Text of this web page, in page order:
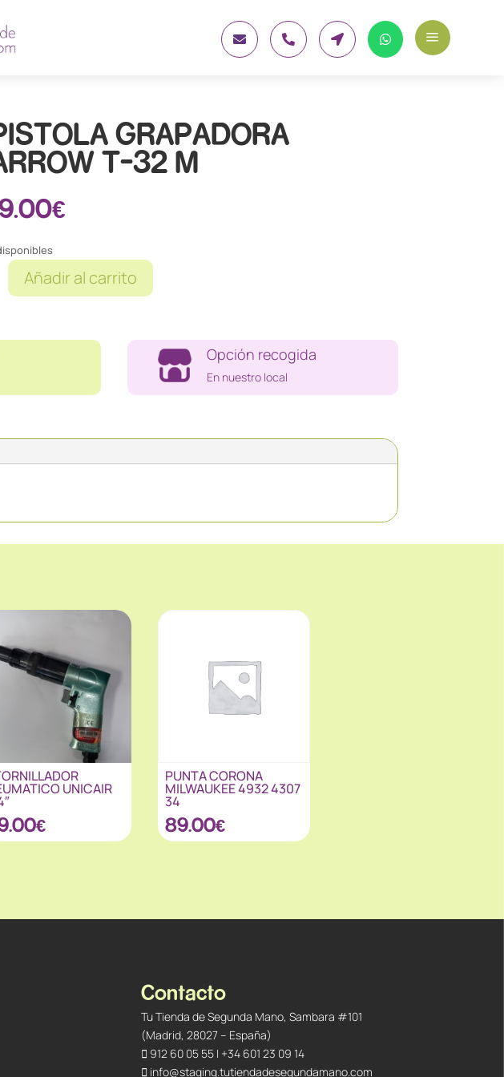
    a
GRAPADORA
T-32 M
€
Añadir al carrito
Opción recogida
En nuestro local
UNICAIR
€
PUNTA CORONA
MILWAUKEE 4932 4307
34
89.00€
Contacto
Tu Tienda de Segunda Mano, Sambara #101
(Madrid, 28027 – España)
912 60 05 55| +34 601 23 09 14
info@staging.tutiendadesegundamano.com